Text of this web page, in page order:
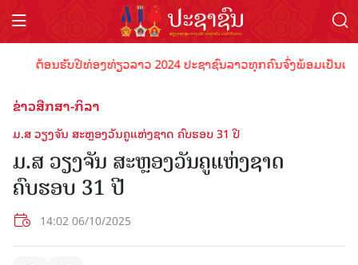
ຕ້ອນຮັບປີທ່ອງທ່ຽວລາວ 2024 ປະຊາຊົນລາວທຸກຄົນຈົ່ງພ້ອມເປັນເຈົ້
ຂ່າວສືກສາ-ກິລາ
ມ.ສ ວຽງຈັນ ສະຫຼອງວັນຄູແຫ່ງຊາດ ຄົບຮອບ 31 ປີ
ມ.ສ ວຽງຈັນ ສະຫຼອງວັນຄູແຫ່ງຊາດ
ຄົບຮອບ 31 ປີ
14:02 06/10/2025